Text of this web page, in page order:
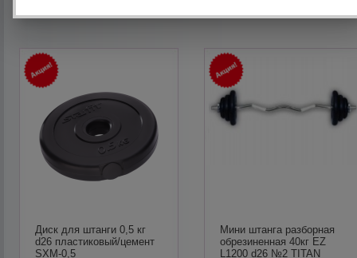
Диск для штанги 0,5 кг
d26 пластиковый/цемент
SXM-0,5
Мини штанга разборная
обрезиненная 40кг EZ
L1200 d26 №2 TITAN